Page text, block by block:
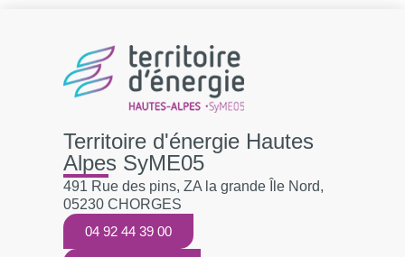
Territoire d'énergie Hautes
Alpes SyME05
491 Rue des pins, ZA la grande Île Nord,
05230 CHORGES
04 92 44 39 00